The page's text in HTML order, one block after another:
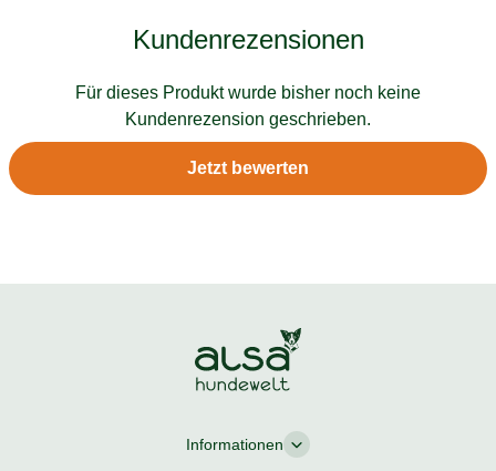
Kundenrezensionen
Für dieses Produkt wurde bisher noch keine
Kundenrezension geschrieben.
Jetzt bewerten
Informationen